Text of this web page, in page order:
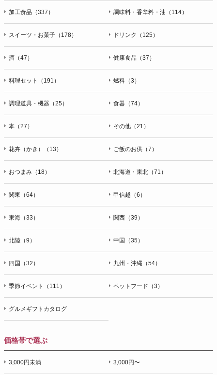
加工食品（337） 調味料・香辛料・油（114）
スイーツ・お菓子（178） ドリンク（125）
酒（47） 健康食品（37）
料理セット（191） 燃料（3）
調理道具・機器（25） 食器（74）
本（27） その他（21）
花卉（かき）（13） ご飯のお供（7）
おつまみ（18） 北海道・東北（71）
関東（64） 甲信越（6）
東海（33） 関西（39）
北陸（9） 中国（35）
四国（32） 九州・沖縄（54）
季節イベント（111） ペットフード（3）
グルメギフトカタログ
価格帯で選ぶ
3,000円未満 3,000円〜